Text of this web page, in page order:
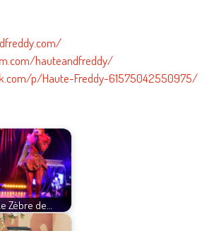
hauteandfreddy/
p/Haute-Freddy-61575042550975/
Zèbre de…